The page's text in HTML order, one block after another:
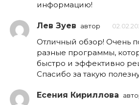
информацию!
Лев Зуев автор
Отличный обзор! Очень
разные программы,
быстро и эффективно
Спасибо за такую
Есения Кириллова